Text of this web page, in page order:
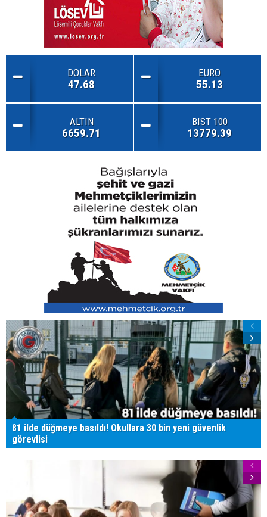
DOLAR
47.68
EURO
55.13
ALTIN
6659.71
BIST 100
13779.39
81 ilde düğmeye basıldı! Okullara 30 bin yeni güvenlik
görevlisi